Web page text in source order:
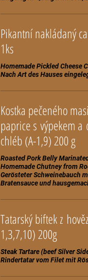
Pikantní nakládaný
1ks
Homemade Pickled Cheese
Kostka pečeného
paprice s výpekem a domácí čalamádou z kořenové zeleniny,
chléb (A-1,9) 200 g
Roasted Pork Belly
Homemade Chutney from
Gerösteter Schweinebauch
Tatarský biftek z
1,3,7,10) 200g
Steak Tartare (beef Silver